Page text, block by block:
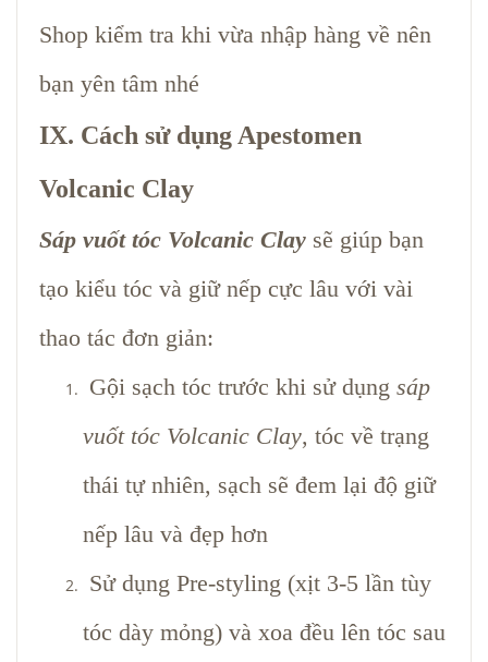
Shop kiểm tra khi vừa nhập hàng về nên
bạn yên tâm nhé
IX. Cách sử dụng Apestomen
Volcanic Clay
Sáp vuốt tóc Volcanic Clay sẽ giúp bạn
tạo kiểu tóc và giữ nếp cực lâu với vài
thao tác đơn giản:
Gội sạch tóc trước khi sử dụng sáp
vuốt tóc Volcanic Clay, tóc về trạng
thái tự nhiên, sạch sẽ đem lại độ giữ
nếp lâu và đẹp hơn
Sử dụng Pre-styling (xịt 3-5 lần tùy
tóc dày mỏng) và xoa đều lên tóc sau